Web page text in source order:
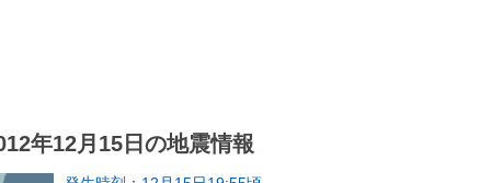
年12月15日の地震情報